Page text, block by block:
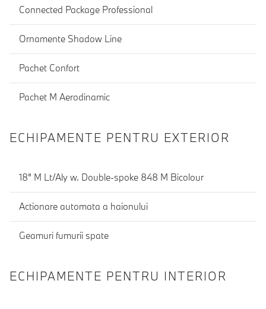
Connected Package Professional
Ornamente Shadow Line
Pachet Confort
Pachet M Aerodinamic
ECHIPAMENTE PENTRU EXTERIOR
18" M Lt/Aly w. Double-spoke 848 M Bicolour
Actionare automata a haionului
Geamuri fumurii spate
ECHIPAMENTE PENTRU INTERIOR